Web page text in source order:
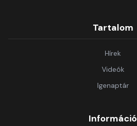
Tartalom
Hírek
Videók
Igenaptár
Információ